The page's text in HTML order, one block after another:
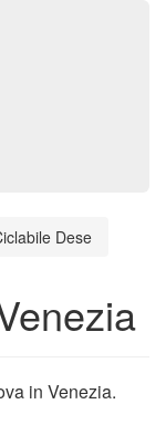
Dese
in Venezia.